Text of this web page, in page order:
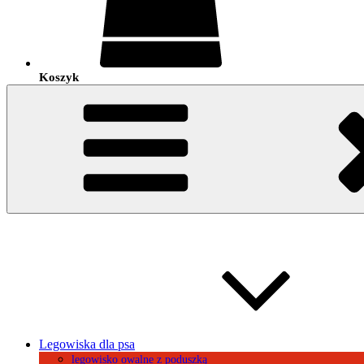
Koszyk
Legowiska dla psa
legowisko owalne z poduszką